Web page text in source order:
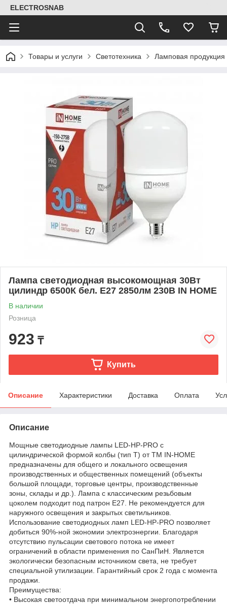
ELECTROSNAB
Товары и услуги Светотехника Ламповая продукция
Лампа светодиодная высокомощная 30Вт
цилиндр 6500К бел. E27 2850лм 230В IN HOME
В наличии
Розница
923 ₸
Купить
Описание Характеристики Доставка Оплата
Описание
Мощные светодиодные лампы LED-HP-PRO с
цилиндрической формой колбы (тип Т) от ТМ IN-HOME
предназначены для общего и локального освещения
производственных и общественных помещений (объекты
большой площади, торговые центры, производственные
зоны, склады и др.). Лампа с классическим резьбовым
цоколем подходит под патрон Е27. Не рекомендуется для
наружного освещения и закрытых светильников.
Использование светодиодных ламп LED-HP-PRO позволяет
добиться 90%-ной экономии электроэнергии. Благодаря
отсутствию пульсации светового потока не имеет
ограничений в области применения по СанПиН. Является
экологически безопасным источником света, не требует
специальной утилизации. Гарантийный срок 2 года с момента
продажи.
Преимущества:
• Высокая светоотдача при минимальном энергопотреблении